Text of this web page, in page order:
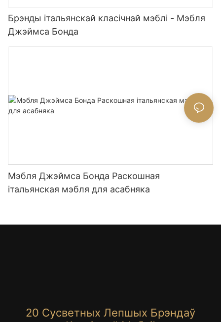
Брэнды італьянскай класічнай мэблі - Мэбля
Джэймса Бонда
Мэбля Джэймса Бонда Раскошная
італьянская мэбля для асабняка
20 Сусветных Лепшых Брэндаў